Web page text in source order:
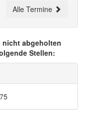
Alle Termine
nicht abgeholten
Stellen: